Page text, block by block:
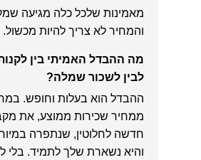
מאמינות שלכל כלה מגיעה
והמחיר לא צריך להיות מכשול.
מה ההבדל האמיתי בין
לבין לשכור שמלה?
ההבדל הוא בעלות וחופש.
ממחיר שכירות ממוצע, את
חדשה לחלוטין, שנתפרה
והיא נשארת שלך לתמיד. בלי